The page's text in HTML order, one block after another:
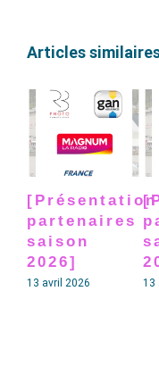
Articles
[Présentation
partenaires
saison
2026]
13 avril 2026 13